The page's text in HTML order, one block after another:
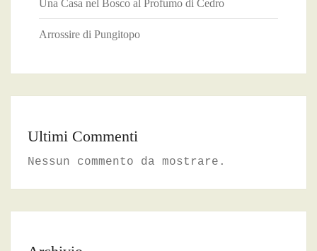
Una Casa nel Bosco al Profumo di Cedro
Arrossire di Pungitopo
Ultimi Commenti
Nessun commento da mostrare.